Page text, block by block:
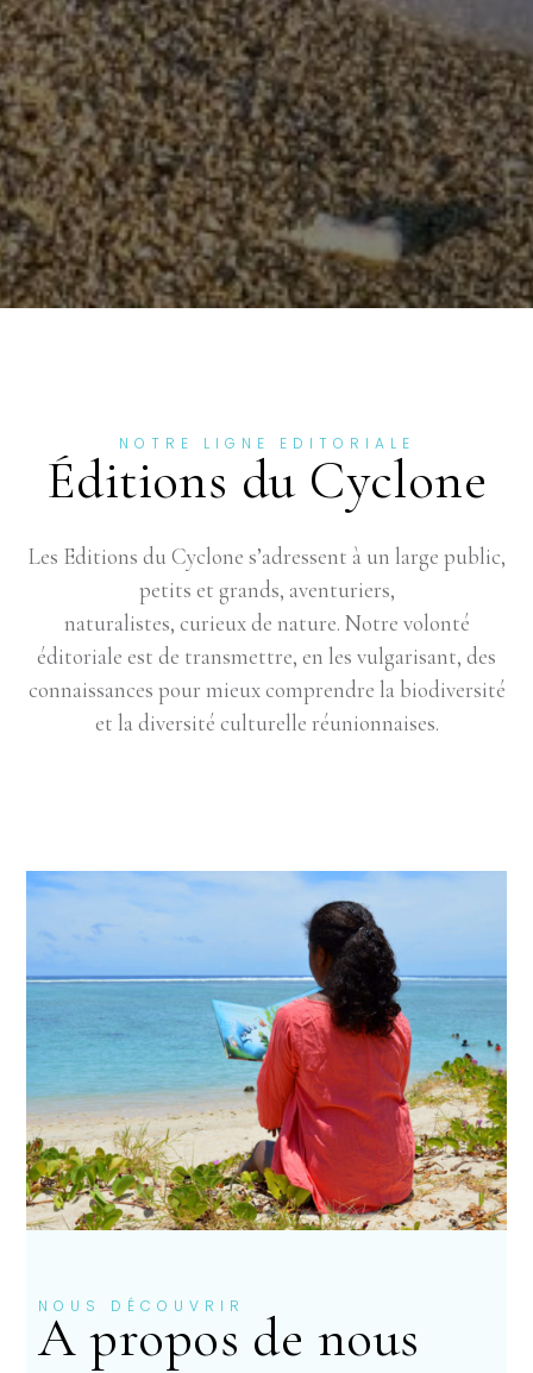
NOTRE LIGNE EDITORIALE
Éditions du Cyclone
Les Editions du Cyclone s’adressent à un large public,
petits et grands, aventuriers,
naturalistes, curieux de nature. Notre volonté
éditoriale est de transmettre, en les vulgarisant, des
connaissances pour mieux comprendre la biodiversité
et la diversité culturelle réunionnaises.
NOUS DÉCOUVRIR
A propos de nous